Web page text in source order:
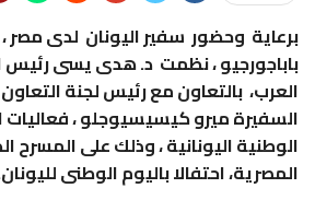
برعاية وحضور سفير اليونان لدى مصر
باباجورجيو ، نظمت د. هدى يسى رئيس
العرب، بالتعاون مع رئيس لجنة
السفيرة ميرو كيسيسيوجلو ، فعاليات
الوطنية اليونانية ، وذلك على المسرح
المصرية، احتفالا باليوم الوطنى